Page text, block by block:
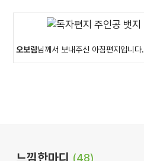
오보람님께서 보내주신 아침편지입니다.
느낌한마디 (48)